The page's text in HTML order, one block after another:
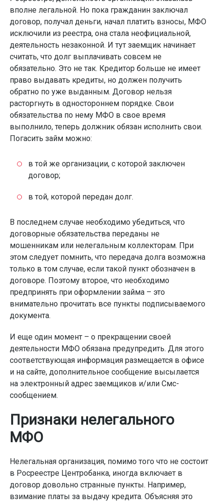
вполне легальной. Но пока гражданин заключал
договор, получал деньги, начал платить взносы, МФО
исключили из реестра, она стала неофициальной,
деятельность незаконной. И тут заемщик начинает
считать, что долг выплачивать совсем не
обязательно. Это не так. Кредитор больше не имеет
право выдавать кредиты, но должен получить
обратно по уже выданным. Договор нельзя
расторгнуть в одностороннем порядке. Свои
обязательства по нему МФО в свое время
выполнило, теперь должник обязан исполнить свои.
Погасить займ можно:
в той же организации, с которой заключен
договор;
в той, которой передан долг.
В последнем случае необходимо убедиться, что
договорные обязательства переданы не
мошенникам или нелегальным коллекторам. При
этом следует помнить, что передача долга возможна
только в том случае, если такой пункт обозначен в
договоре. Поэтому второе, что необходимо
предпринять при оформлении займа – это
внимательно прочитать все пункты подписываемого
документа.
И еще один момент – о прекращении своей
деятельности МФО обязана предупредить. Для этого
соответствующая информация размещается в офисе
и на сайте, дополнительное сообщение высылается
на электронный адрес заемщиков и/или Смс-
сообщением.
Признаки нелегального
МФО
Нелегальная организация, помимо того что не состоит
в Росреестре Центробанка, иногда включает в
договор довольно странные пункты. Например,
взимание платы за выдачу кредита. Объясняя это